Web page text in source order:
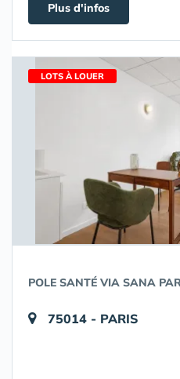
Plus d'infos
LOTS À LOUER
POLE SANTÉ VIA SANA
75014 - PARIS